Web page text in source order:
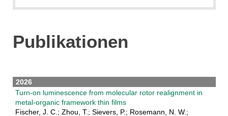
Publikationen
2026
Turn-on luminescence from molecular rotor realignment in
metal-organic framework thin films
Fischer, J. C.; Zhou, T.; Sievers, P.; Rosemann, N. W.;